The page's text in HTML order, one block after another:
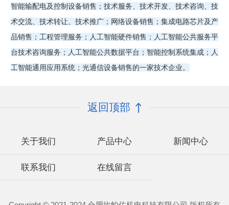
智能输配电及控制设备销售；技术服务、技术开发、技术咨询、技
术交流、技术转让、技术推广；网络设备销售；集成电路芯片及产
品销售；工程管理服务；人工智能硬件销售；人工智能公共服务平
台技术咨询服务；人工智能公共数据平台；智能控制系统集成；人
工智能通用应用系统；光通信设备销售的一家技术企业。
返回顶部
关于我们 产品中心 新闻中心
联系我们 在线留言